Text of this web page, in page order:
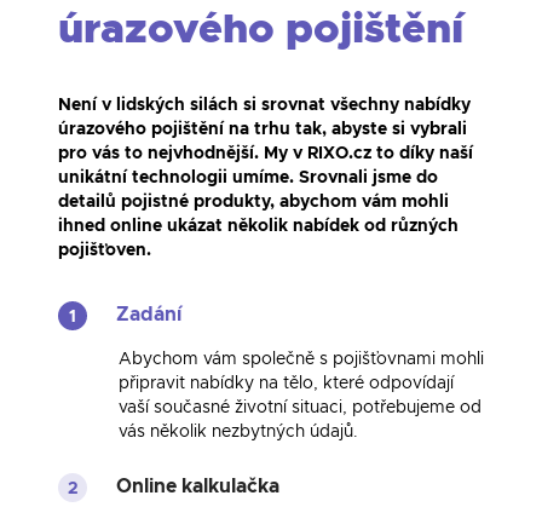
úrazového pojištění
Není v lidských silách si srovnat všechny nabídky
úrazového pojištění na trhu tak, abyste si vybrali
pro vás to nejvhodnější. My v RIXO.cz to díky naší
unikátní technologii umíme. Srovnali jsme do
detailů pojistné produkty, abychom vám mohli
ihned online ukázat několik nabídek od různých
pojišťoven.
1 Zadání
Abychom vám společně s pojišťovnami mohli
připravit nabídky na tělo, které odpovídají
vaší současné životní situaci, potřebujeme od
vás několik nezbytných údajů.
2 Online kalkulačka